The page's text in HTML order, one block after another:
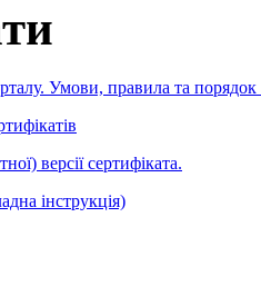
Умови, правила та порядок
версії сертифіката.
інструкція)